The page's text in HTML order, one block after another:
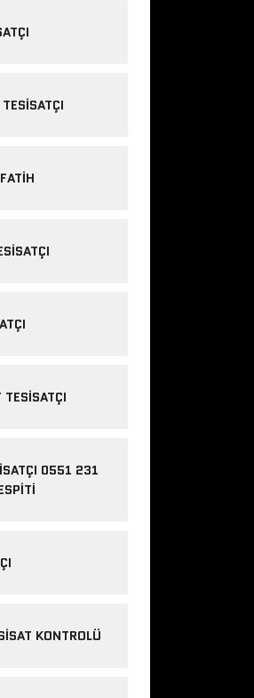
TESISATÇI
0551 231
KONTROLÜ